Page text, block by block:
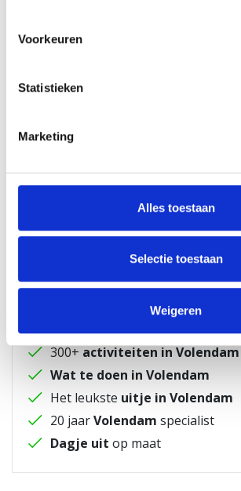
Voorkeuren
Statistieken
Marketing
Alles toestaan
Selectie toestaan
Weigeren
andere vraag? Vul je naam,
mailadres in. Wij bellen je dan zo snel
Versturen
Daarom Volendam Events
300+ activiteiten in Volendam
Wat te doen in Volendam
Het leukste uitje in Volendam
20 jaarVolendam specialist
Dagje uit op maat